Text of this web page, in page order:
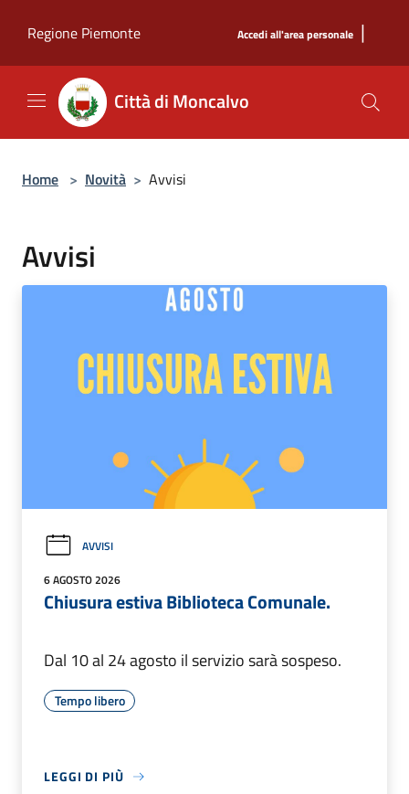
Regione Piemonte
Accedi all'area personale |
Città di Moncalvo
Home > Novità > Avvisi
Avvisi
AVVISI
6 AGOSTO 2026
Chiusura estiva Biblioteca Comunale.
Dal 10 al 24 agosto il servizio sarà sospeso.
Tempo libero
LEGGI DI PIÙ